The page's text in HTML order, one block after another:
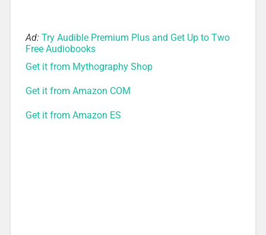
Ad: Try Audible Premium Plus and Get Up to Two
Free Audiobooks
Get it from Mythography Shop
Get it from Amazon COM
Get it from Amazon ES